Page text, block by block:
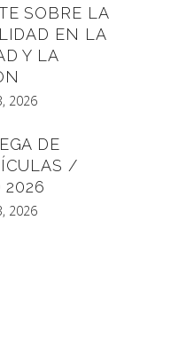
SOBRE LA
EN LA
Y LA
2026
DE
/
2026
2026